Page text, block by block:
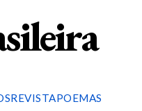
REVISTAPOEMAS